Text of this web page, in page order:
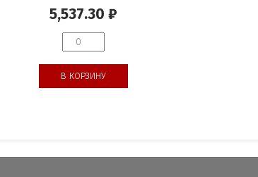
5,537.30₽
В КОРЗИНУ